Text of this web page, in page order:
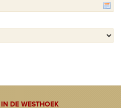
DE WESTHOEK